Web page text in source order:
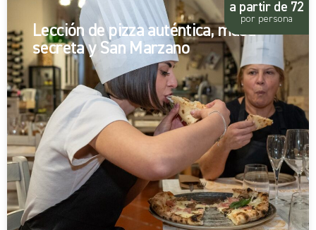
Lección de pizza auténtica, masa
secreta y San Marzano
a partir de 72
por persona